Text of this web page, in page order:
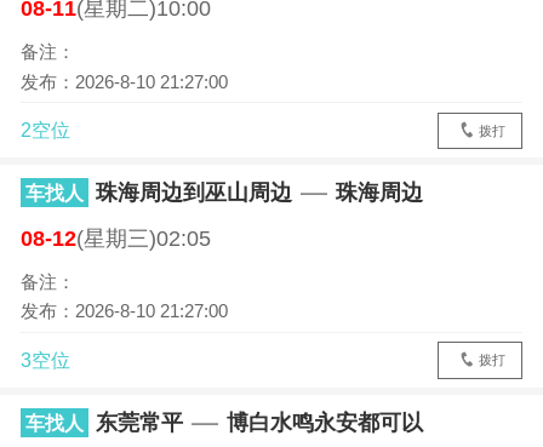
08-11(星期二)10:00
备注：
发布：2026-8-10 21:27:00
2空位 拨打
车找人 珠海周边到巫山周边
珠海周边
08-12(星期三)02:05
备注：
发布：2026-8-10 21:27:00
3空位 拨打
车找人 东莞常平
博白水鸣永安都可以